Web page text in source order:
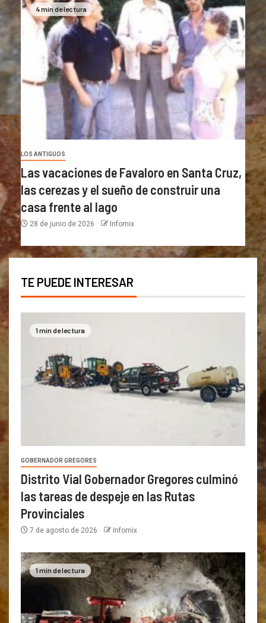
4 min de lectura
LOS ANTIGUOS
Las vacaciones de Favaloro en Santa Cruz,
las cerezas y el sueño de construir una
casa frente al lago
28 de junio de 2026 Infomix
TE PUEDE INTERESAR
1 min de lectura
GOBERNADOR GREGORES
Distrito Vial Gobernador Gregores culminó
las tareas de despeje en las Rutas
Provinciales
7 de agosto de 2026 Infomix
1 min de lectura